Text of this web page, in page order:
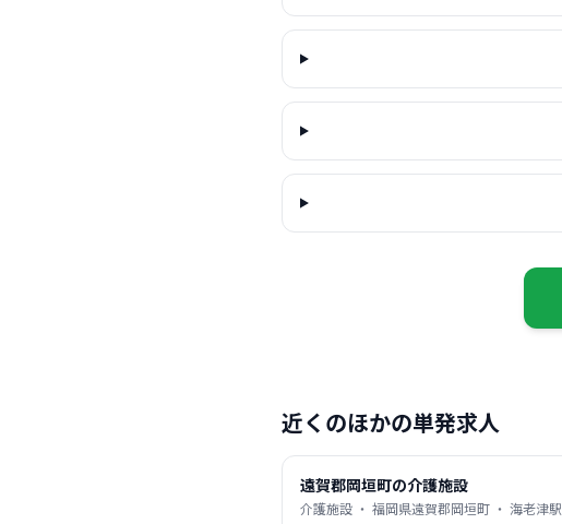
近くのほかの単発求人
遠賀郡岡垣町の介護施設
介護施設 ・ 福岡県遠賀郡岡垣町 ・ 海老津駅